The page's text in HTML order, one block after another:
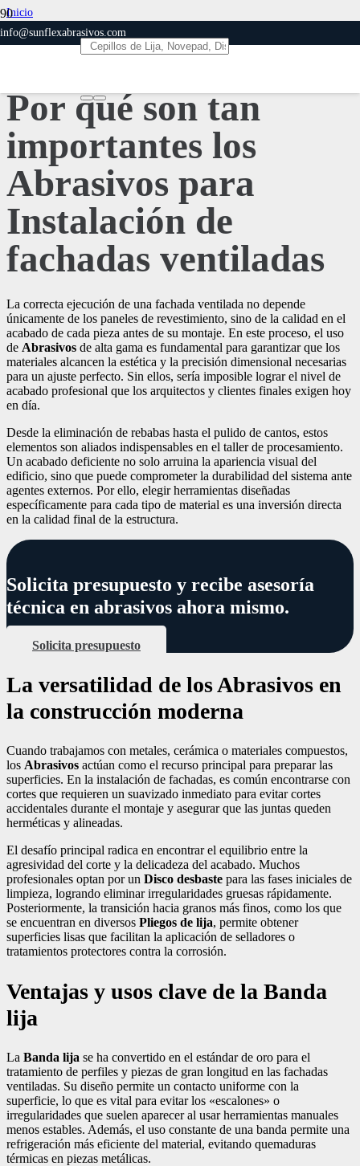
info@sunflexabrasivos.com
Inicio
Abrasivos
Por qué son tan importantes los Abrasivos para Instalación de fachadas
Por qué son tan
importantes los
Abrasivos para
Instalación de
fachadas ventiladas
La correcta ejecución de una fachada ventilada no depende
únicamente de los paneles de revestimiento, sino de la calidad en el
acabado de cada pieza antes de su montaje. En este proceso, el uso
de Abrasivos de alta gama es fundamental para garantizar que los
materiales alcancen la estética y la precisión dimensional necesarias
para un ajuste perfecto. Sin ellos, sería imposible lograr el nivel de
acabado profesional que los arquitectos y clientes finales exigen hoy
en día.
Desde la eliminación de rebabas hasta el pulido de cantos, estos
elementos son aliados indispensables en el taller de procesamiento.
Un acabado deficiente no solo arruina la apariencia visual del
edificio, sino que puede comprometer la durabilidad del sistema ante
agentes externos. Por ello, elegir herramientas diseñadas
específicamente para cada tipo de material es una inversión directa
en la calidad final de la estructura.
Solicita presupuesto y recibe asesoría
técnica en abrasivos ahora mismo.
Solicita presupuesto
La versatilidad de los Abrasivos en
la construcción moderna
Cuando trabajamos con metales, cerámica o materiales compuestos,
los Abrasivos actúan como el recurso principal para preparar las
superficies. En la instalación de fachadas, es común encontrarse con
cortes que requieren un suavizado inmediato para evitar cortes
accidentales durante el montaje y asegurar que las juntas queden
herméticas y alineadas.
El desafío principal radica en encontrar el equilibrio entre la
agresividad del corte y la delicadeza del acabado. Muchos
profesionales optan por un Disco desbaste para las fases iniciales de
limpieza, logrando eliminar irregularidades gruesas rápidamente.
Posteriormente, la transición hacia granos más finos, como los que
se encuentran en diversos Pliegos de lija, permite obtener
superficies lisas que facilitan la aplicación de selladores o
tratamientos protectores contra la corrosión.
Ventajas y usos clave de la Banda
lija
La Banda lija se ha convertido en el estándar de oro para el
tratamiento de perfiles y piezas de gran longitud en las fachadas
ventiladas. Su diseño permite un contacto uniforme con la
superficie, lo que es vital para evitar los «escalones» o
irregularidades que suelen aparecer al usar herramientas manuales
menos estables. Además, el uso constante de una banda permite una
refrigeración más eficiente del material, evitando quemaduras
térmicas en piezas metálicas.